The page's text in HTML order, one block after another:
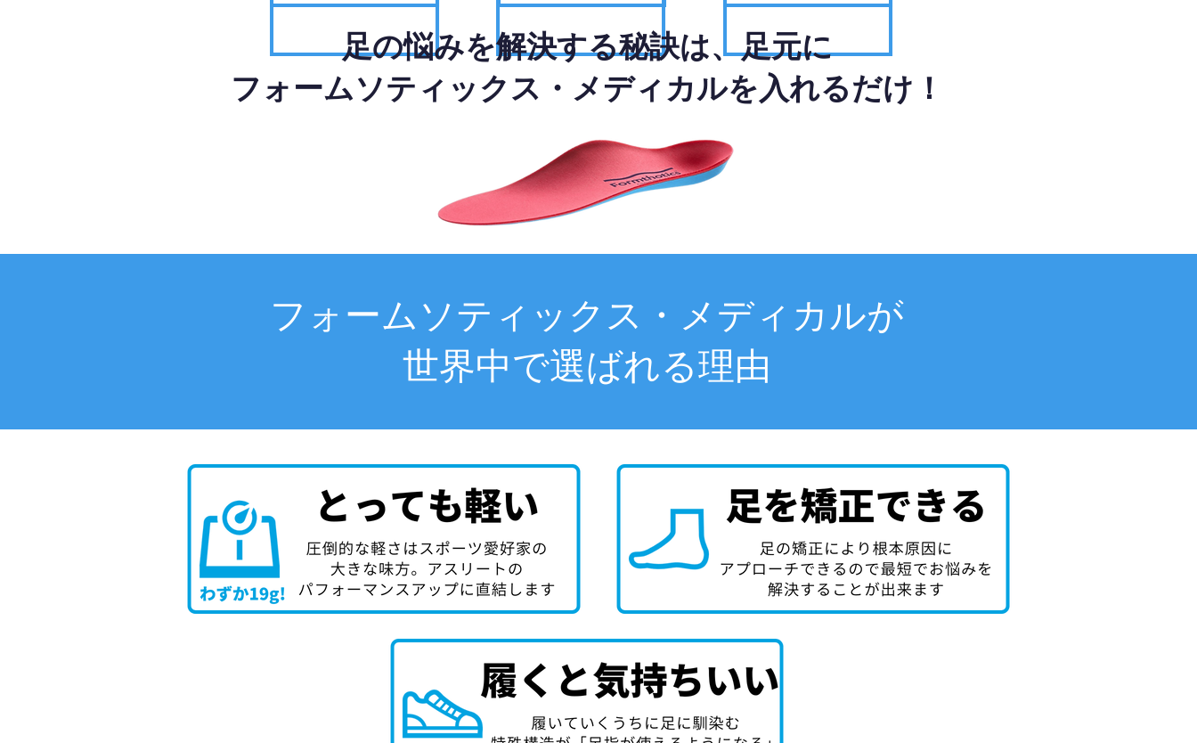
足の悩みを解決する秘訣は、足元に
フォームソティックス・メディカルを入れるだけ！
フォームソティックス・メディカルが
世界中で選ばれる理由